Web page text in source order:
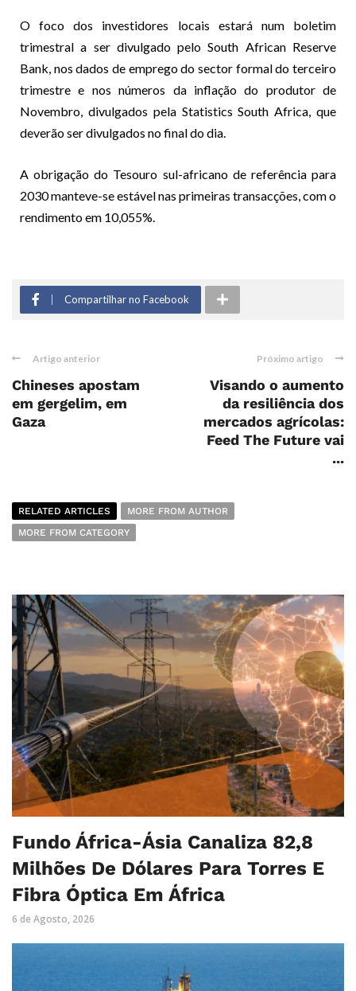
O foco dos investidores locais estará num boletim
trimestral a ser divulgado pelo South African Reserve
Bank, nos dados de emprego do sector formal do terceiro
trimestre e nos números da inflação do produtor de
Novembro, divulgados pela Statistics South Africa, que
deverão ser divulgados no final do dia.
A obrigação do Tesouro sul-africano de referência para
2030 manteve-se estável nas primeiras transacções, com o
rendimento em 10,055%.
Compartilhar no Facebook
Artigo anterior
Chineses apostam
em gergelim, em
Gaza
Próximo artigo
Visando o aumento
da resiliência dos
mercados agrícolas:
Feed The Future vai
...
RELATED ARTICLES
MORE FROM AUTHOR
MORE FROM CATEGORY
Fundo África-Ásia Canaliza 82,8
Milhões De Dólares Para Torres E
Fibra Óptica Em África
6 de Agosto, 2026